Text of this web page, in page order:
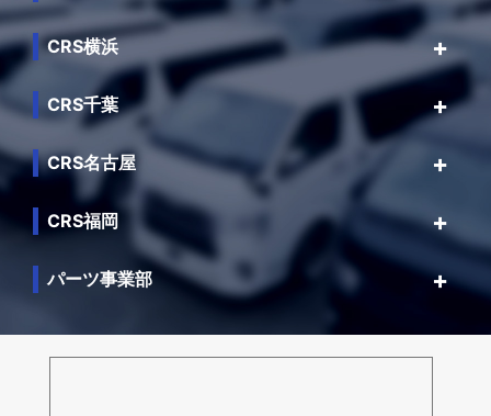
CRS横浜
CRS千葉
CRS名古屋
CRS福岡
パーツ事業部